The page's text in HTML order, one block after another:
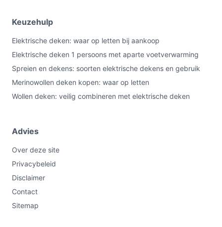
Keuzehulp
Elektrische deken: waar op letten bij aankoop
Elektrische deken 1 persoons met aparte voetverwarming
Spreien en dekens: soorten elektrische dekens en gebruik
Merinowollen deken kopen: waar op letten
Wollen deken: veilig combineren met elektrische deken
Advies
Over deze site
Privacybeleid
Disclaimer
Contact
Sitemap